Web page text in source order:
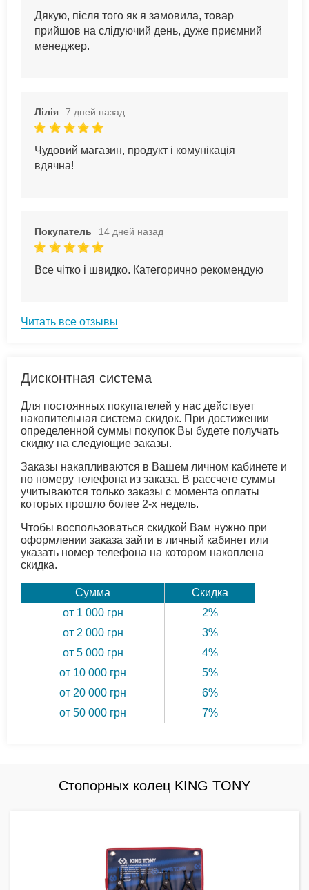
Дякую, після того як я замовила, товар
прийшов на слідуючий день, дуже приємний
менеджер.
Лілія 7 дней назад
Чудовий магазин, продукт і комунікація
вдячна!
Покупатель 14 дней назад
Все чітко і швидко. Категорично рекомендую
Читать все отзывы
Дисконтная система
Для постоянных покупателей у нас действует
накопительная система скидок. При достижении
определенной суммы покупок Вы будете получать
скидку на следующие заказы.
Заказы накапливаются в Вашем личном кабинете и
по номеру телефона из заказа. В рассчете суммы
учитываются только заказы с момента оплаты
которых прошло более 2-х недель.
Чтобы воспользоваться скидкой Вам нужно при
оформлении заказа зайти в личный кабинет или
указать номер телефона на котором накоплена
скидка.
Сумма
Скидка
от 1 000 грн
2%
от 2 000 грн
3%
от 5 000 грн
4%
от 10 000 грн
5%
от 20 000 грн
6%
от 50 000 грн
7%
Стопорных колец KING TONY